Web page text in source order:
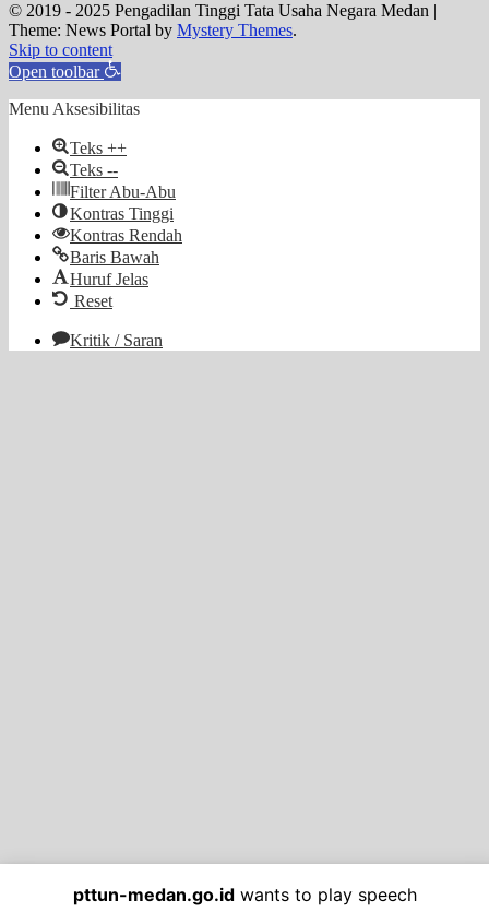
© 2019 - 2025 Pengadilan Tinggi Tata Usaha Negara Medan
Theme: News Portal by Mystery Themes.
Skip to content
Open toolbar
Menu Aksesibilitas
Teks ++
Teks --
Filter Abu-Abu
Kontras Tinggi
Kontras Rendah
Baris Bawah
Huruf Jelas
Reset
Kritik / Saran
pttun-medan.go.idwants to play speech